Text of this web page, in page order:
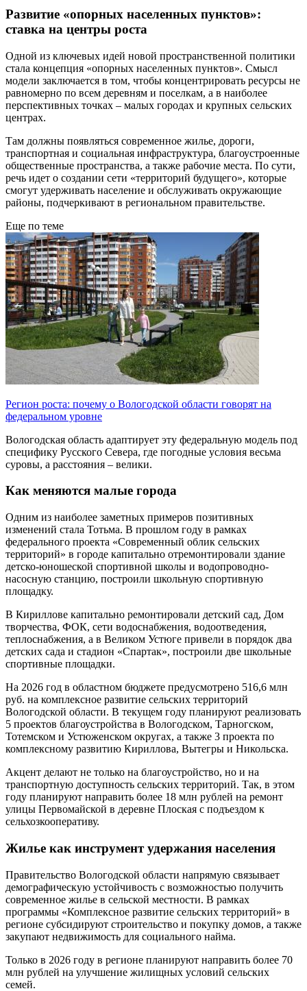
Развитие «опорных населенных пунктов»:
ставка на центры роста
Одной из ключевых идей новой пространственной политики
стала концепция «опорных населенных пунктов». Смысл
модели заключается в том, чтобы концентрировать ресурсы не
равномерно по всем деревням и поселкам, а в наиболее
перспективных точках – малых городах и крупных сельских
центрах.
Там должны появляться современное жилье, дороги,
транспортная и социальная инфраструктура, благоустроенные
общественные пространства, а также рабочие места. По сути,
речь идет о создании сети «территорий будущего», которые
смогут удерживать население и обслуживать окружающие
районы, подчеркивают в региональном правительстве.
Еще по теме
Регион роста: почему о Вологодской области говорят на
федеральном уровне
Вологодская область адаптирует эту федеральную модель под
специфику Русского Севера, где погодные условия весьма
суровы, а расстояния – велики.
Как меняются малые города
Одним из наиболее заметных примеров позитивных
изменений стала Тотьма. В прошлом году в рамках
федерального проекта «Современный облик сельских
территорий» в городе капитально отремонтировали здание
детско-юношеской спортивной школы и водопроводно-
насосную станцию, построили школьную спортивную
площадку.
В Кириллове капитально ремонтировали детский сад, Дом
творчества, ФОК, сети водоснабжения, водоотведения,
теплоснабжения, а в Великом Устюге привели в порядок два
детских сада и стадион «Спартак», построили две школьные
спортивные площадки.
На 2026 год в областном бюджете предусмотрено 516,6 млн
руб. на комплексное развитие сельских территорий
Вологодской области. В текущем году планируют реализовать
5 проектов благоустройства в Вологодском, Тарногском,
Тотемском и Устюженском округах, а также 3 проекта по
комплексному развитию Кириллова, Вытегры и Никольска.
Акцент делают не только на благоустройство, но и на
транспортную доступность сельских территорий. Так, в этом
году планируют направить более 18 млн рублей на ремонт
улицы Первомайской в деревне Плоская с подъездом к
сельхозкооперативу.
Жилье как инструмент удержания населения
Правительство Вологодской области напрямую связывает
демографическую устойчивость с возможностью получить
современное жилье в сельской местности. В рамках
программы «Комплексное развитие сельских территорий» в
регионе субсидируют строительство и покупку домов, а также
закупают недвижимость для социального найма.
Только в 2026 году в регионе планируют направить более 70
млн рублей на улучшение жилищных условий сельских
семей.